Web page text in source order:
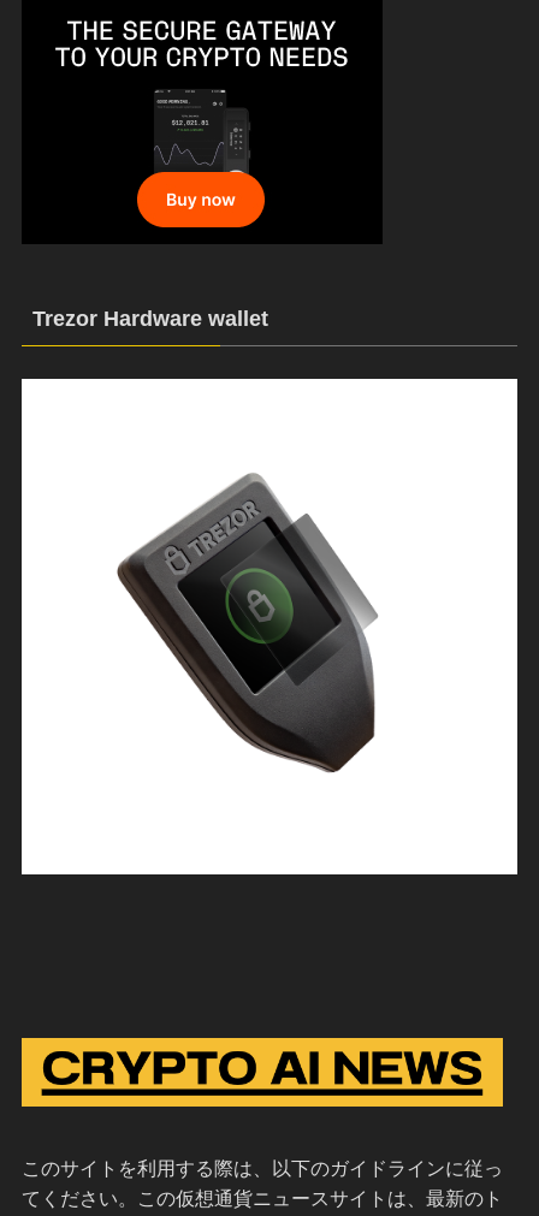
Trezor Hardware wallet
このサイトを利用する際は、以下のガイドラインに従っ
てください。この仮想通貨ニュースサイトは、最新のト